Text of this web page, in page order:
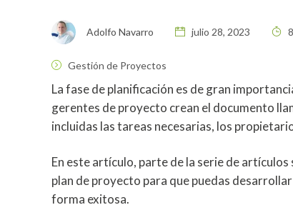
Adolfo Navarro julio 28, 2023
Gestión de Proyectos
La fase de planificación es de gran
gerentes de proyecto crean el documento
incluidas las tareas necesarias, los
En este artículo, parte de la serie de
plan de proyecto para que puedas
forma exitosa.